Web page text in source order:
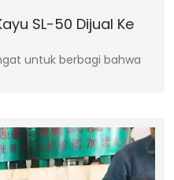
SL-50 Dijual Ke
untuk berbagi bahwa